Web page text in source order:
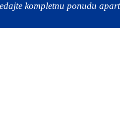
kompletnu ponudu